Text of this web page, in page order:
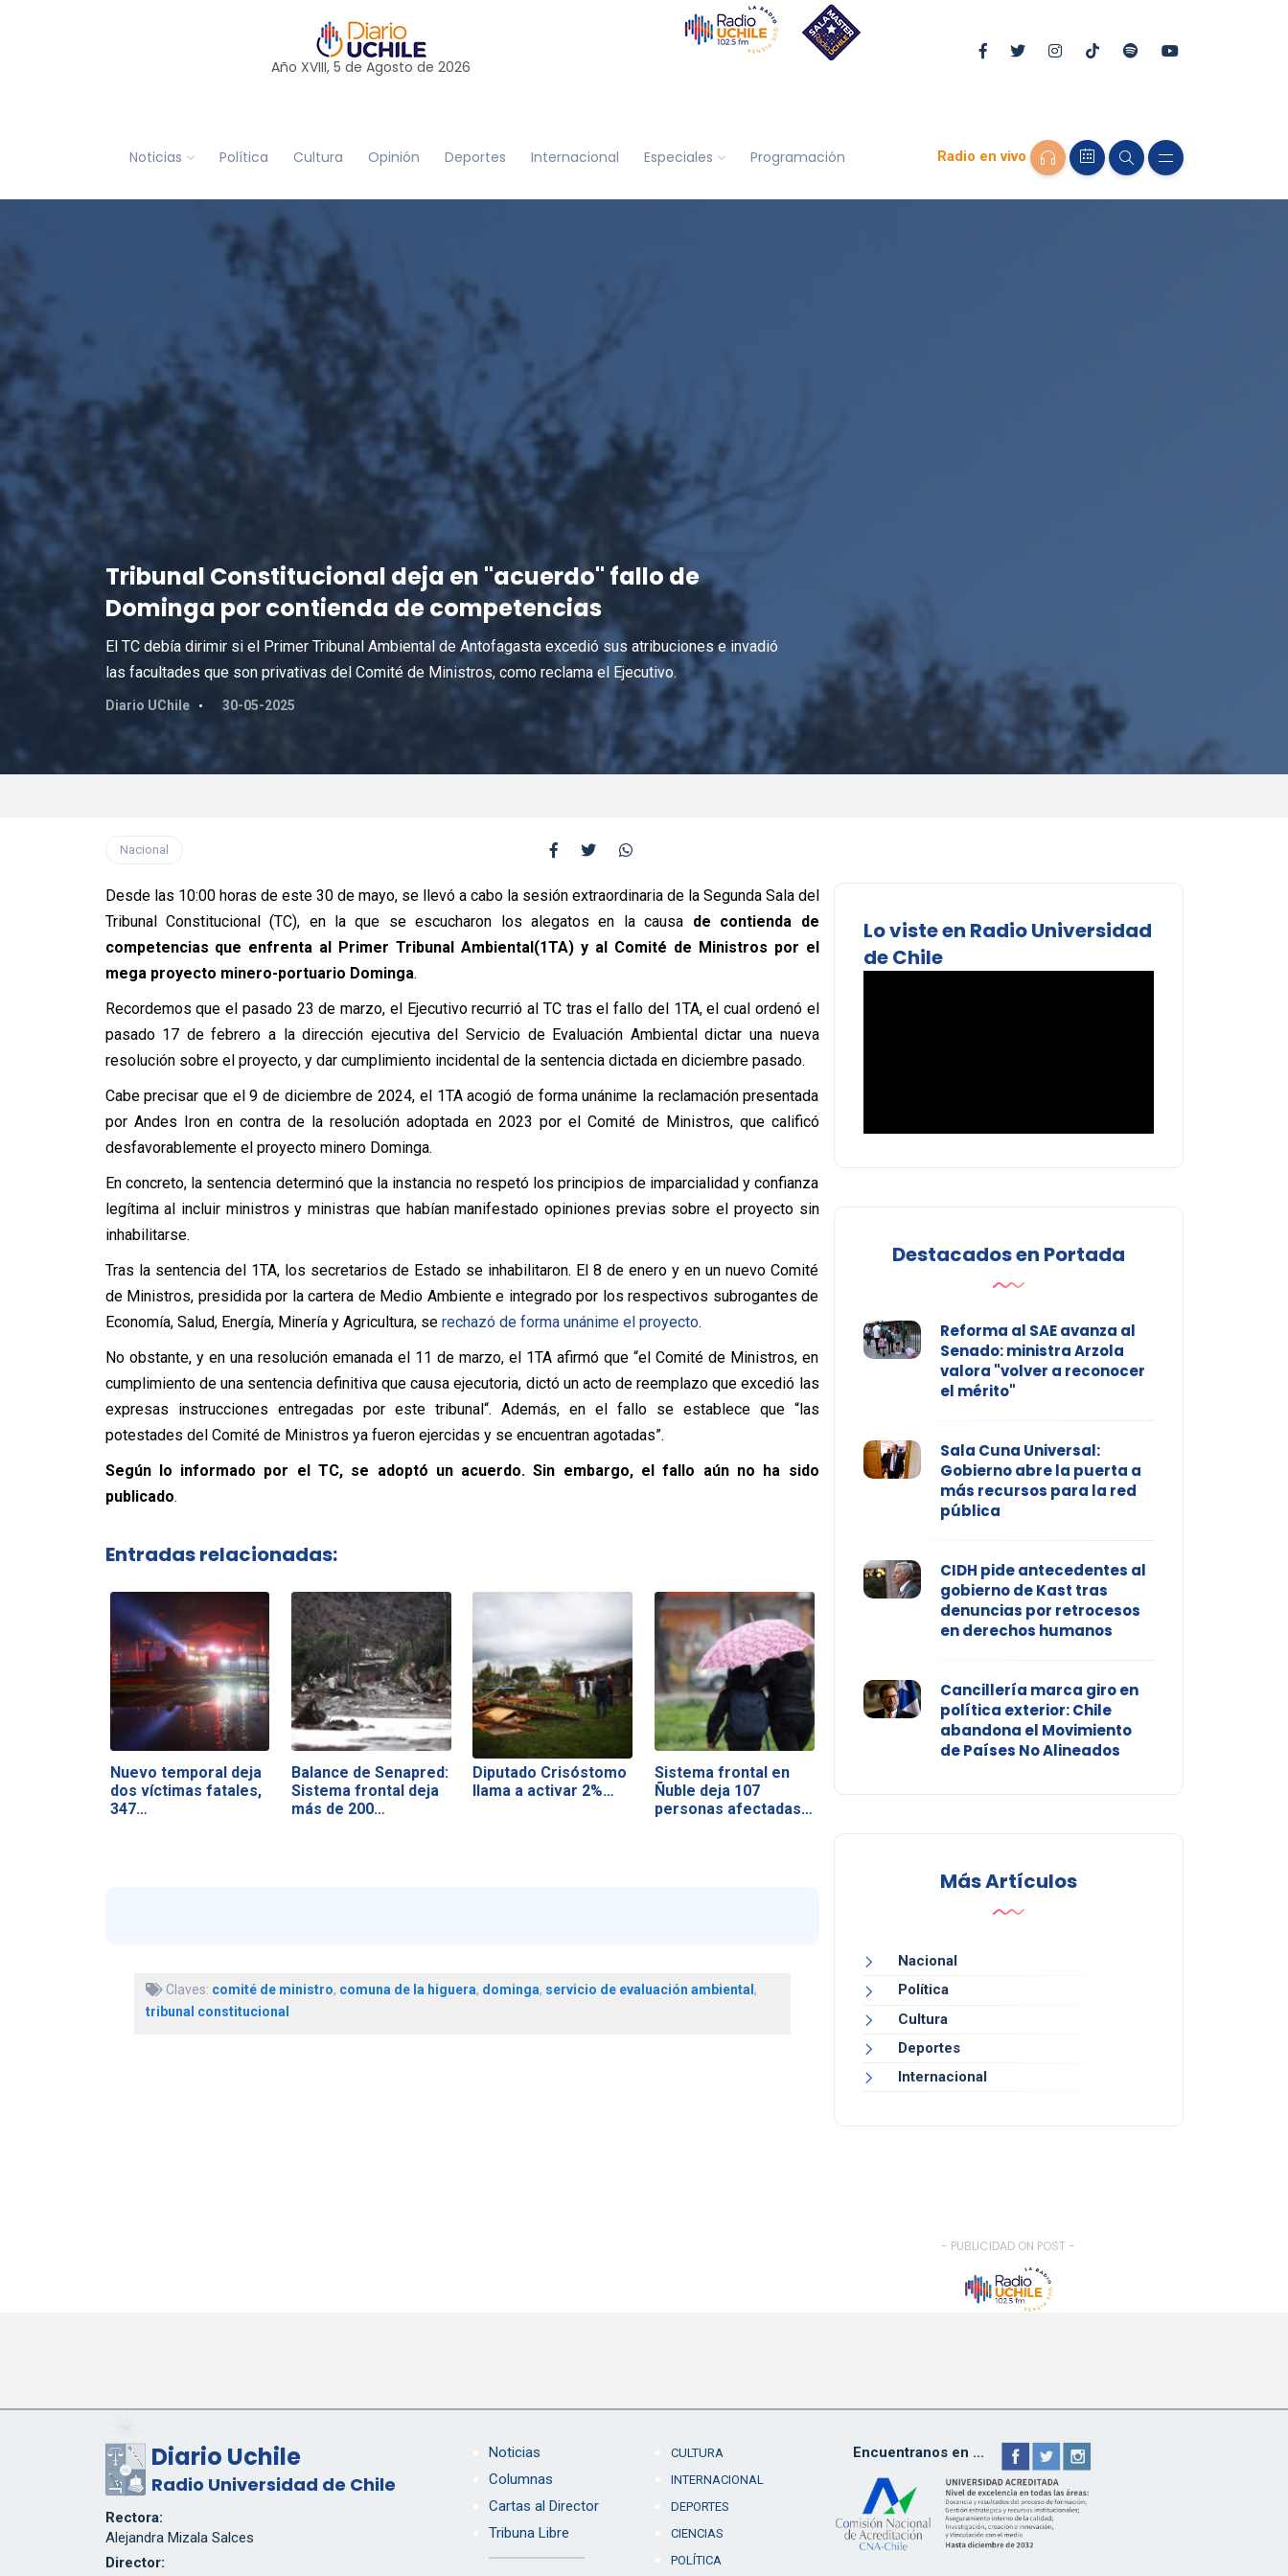
Año XVIII, 5 de Agosto de 2026
Noticias Política Cultura Opinión Deportes Internacional Especiales Programación Radio en vivo
Tribunal Constitucional deja en "acuerdo" fallo de
Dominga por contienda de competencias
El TC debía dirimir si el Primer Tribunal Ambiental de Antofagasta excedió sus atribuciones e invadió
las facultades que son privativas del Comité de Ministros, como reclama el Ejecutivo.
Diario UChile 30-05-2025
Nacional
Desde las 10:00 horas de este 30 de mayo, se llevó a cabo la sesión extraordinaria de la Segunda Sala del
Tribunal Constitucional (TC), en la que se escucharon los alegatos en la causa de contienda de
competencias que enfrenta al Primer Tribunal Ambiental(1TA) y al Comité de Ministros por el
mega proyecto minero-portuario Dominga.
Recordemos que el pasado 23 de marzo, el Ejecutivo recurrió al TC tras el fallo del 1TA, el cual ordenó el
pasado 17 de febrero a la dirección ejecutiva del Servicio de Evaluación Ambiental dictar una nueva
resolución sobre el proyecto, y dar cumplimiento incidental de la sentencia dictada en diciembre pasado.
Cabe precisar que el 9 de diciembre de 2024, el 1TA acogió de forma unánime la reclamación presentada
por Andes Iron en contra de la resolución adoptada en 2023 por el Comité de Ministros, que calificó
desfavorablemente el proyecto minero Dominga.
En concreto, la sentencia determinó que la instancia no respetó los principios de imparcialidad y confianza
legítima al incluir ministros y ministras que habían manifestado opiniones previas sobre el proyecto sin
inhabilitarse.
Tras la sentencia del 1TA, los secretarios de Estado se inhabilitaron. El 8 de enero y en un nuevo Comité
de Ministros, presidida por la cartera de Medio Ambiente e integrado por los respectivos subrogantes de
Economía, Salud, Energía, Minería y Agricultura, se rechazó de forma unánime el proyecto.
No obstante, y en una resolución emanada el 11 de marzo, el 1TA afirmó que “el Comité de Ministros, en
cumplimiento de una sentencia definitiva que causa ejecutoria, dictó un acto de reemplazo que excedió las
expresas instrucciones entregadas por este tribunal“. Además, en el fallo se establece que “las
potestades del Comité de Ministros ya fueron ejercidas y se encuentran agotadas”.
Según lo informado por el TC, se adoptó un acuerdo. Sin embargo, el fallo aún no ha sido
publicado.
Entradas relacionadas:
Nuevo temporal deja
dos víctimas fatales,
347…
Balance de Senapred:
Sistema frontal deja
más de 200…
Diputado Crisóstomo
llama a activar 2%…
Sistema frontal en
Ñuble deja 107
personas afectadas…
Claves: comité de ministro, comuna de la higuera, dominga, servicio de evaluación ambiental ,
tribunal constitucional
Lo viste en Radio Universidad
de Chile
Destacados en Portada
Reforma al SAE avanza al
Senado: ministra Arzola
valora "volver a reconocer
el mérito"
Sala Cuna Universal:
Gobierno abre la puerta a
más recursos para la red
pública
CIDH pide antecedentes al
gobierno de Kast tras
denuncias por retrocesos
en derechos humanos
Cancillería marca giro en
política exterior: Chile
abandona el Movimiento
de Países No Alineados
Más Artículos
Nacional
Política
Cultura
Deportes
Internacional
- PUBLICIDAD ON POST -
Diario Uchile
Radio Universidad de Chile
Rectora:
Alejandra Mizala Salces
Director:
Noticias
Columnas
Cartas al Director
Tribuna Libre
CULTURA
INTERNACIONAL
DEPORTES
CIENCIAS
POLÍTICA
Encuentranos en ...